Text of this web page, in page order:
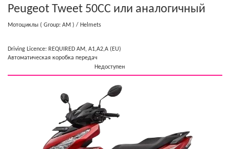
Peugeot Tweet 50CC или аналогичный
Мотоциклы ( Group: AM ) / Helmets
Driving Licence: REQUIRED AM, A1,A2,A (EU)
Автоматическая коробка передач
Недоступен